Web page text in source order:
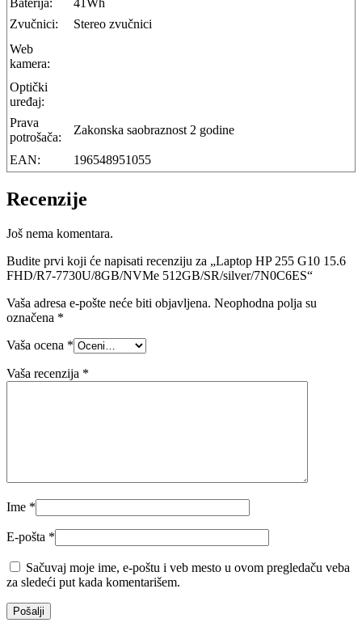
Baterija:
41Wh
Zvučnici:
Stereo zvučnici
Web
kamera:
Optički
uređaj:
Prava
potrošača:
Zakonska saobraznost 2 godine
EAN: 196548951055
Recenzije
Još nema komentara.
Budite prvi koji će napisati recenziju za „Laptop HP 255 G10 15.6
FHD/R7-7730U/8GB/NVMe 512GB/SR/silver/7N0C6ES“
Vaša adresa e-pošte neće biti objavljena. Neophodna polja su
označena *
Vaša ocena *
Vaša recenzija *
Ime *
E-pošta *
Sačuvaj moje ime, e-poštu i veb mesto u ovom pregledaču veba
za sledeći put kada komentarišem.